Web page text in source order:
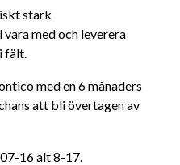
stark
med och leverera
fält.
med en 6 månaders
att bli övertagen av
16 alt 8-17.